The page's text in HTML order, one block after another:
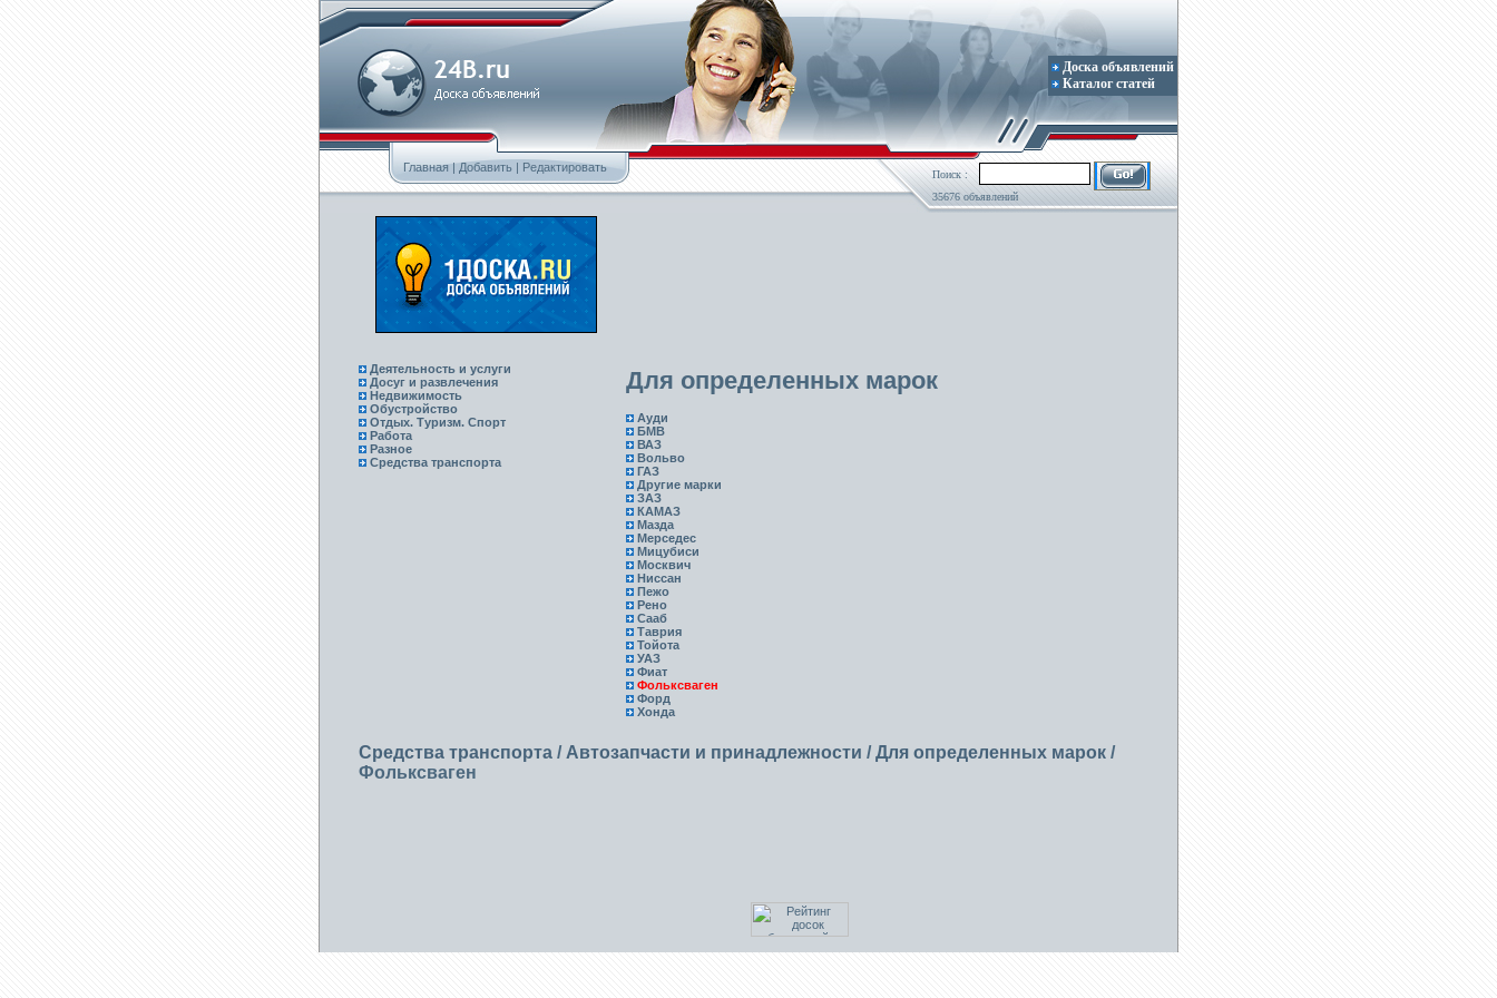
Доска объявлений
Каталог статей
Главная|Добавить | Редактировать
Поиск :
35676 объявлений
Деятельность и услуги
Досуг и развлечения
Недвижимость
Обустройство
Отдых. Туризм. Спорт
Работа
Разное
Средства транспорта
Для определенных марок
Ауди
БМВ
ВАЗ
Вольво
ГАЗ
Другие марки
ЗАЗ
КАМАЗ
Мазда
Мерседес
Мицубиси
Москвич
Ниссан
Пежо
Рено
Сааб
Таврия
Тойота
УАЗ
Фиат
Фольксваген
Форд
Хонда
Средства транспорта / Автозапчасти и принадлежности / Для определенных марок /
Фольксваген